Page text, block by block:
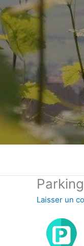
Aller
au
contenu
Parking
Laisser un